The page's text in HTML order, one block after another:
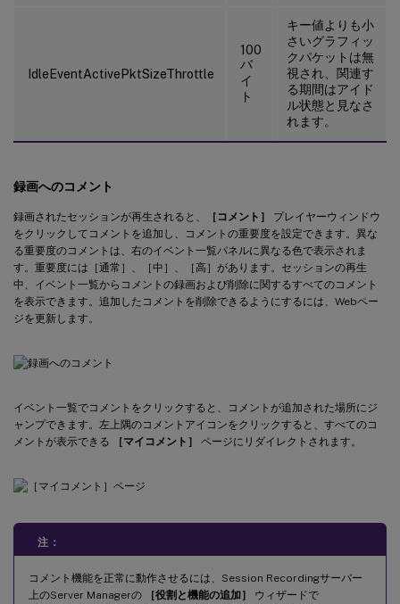
IdleEventActivePktSizeThrottle
100
バ
イ
ト
キー値よりも小
さいグラフィッ
クパケットは無
視され、関連す
る期間はアイド
ル状態と見なさ
れます。
録画へのコメント
録画されたセッションが再生されると、 ［コメント］
プレイヤーウィンドウ
をクリックしてコメントを追加し、コメントの重要度を設定できます。異な
る重要度のコメントは、右のイベント一覧パネルに異なる色で表示されま
す。重要度には［通常］、［中］、［高］があります。セッションの再生
中、イベント一覧からコメントの録画および削除に関するすべてのコメント
を表示できます。追加したコメントを削除できるようにするには、Webペー
ジを更新します。
イベント一覧でコメントをクリックすると、コメントが追加された場所にジ
ャンプできます。左上隅のコメントアイコンをクリックすると、すべてのコ
メントが表示できる
［マイコメント］ ページにリダイレクトされます。
注：
コメント機能を正常に動作させるには、Session Recordingサーバー
上のServer Managerの
［役割と機能の追加］
ウィザードで